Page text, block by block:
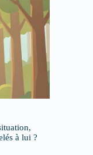
à lui ?